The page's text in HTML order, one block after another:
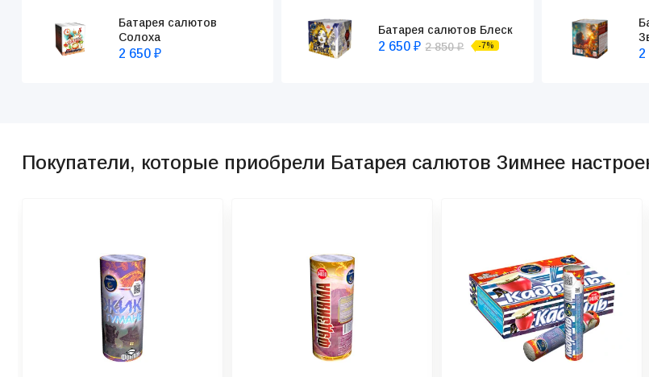
Батарея салютов
Солоха
2 650 ₽
Батарея салютов Блеск
2 650₽ 2 850₽ -7%
2
Покупатели, которые приобрели Батарея салютов Зимнее